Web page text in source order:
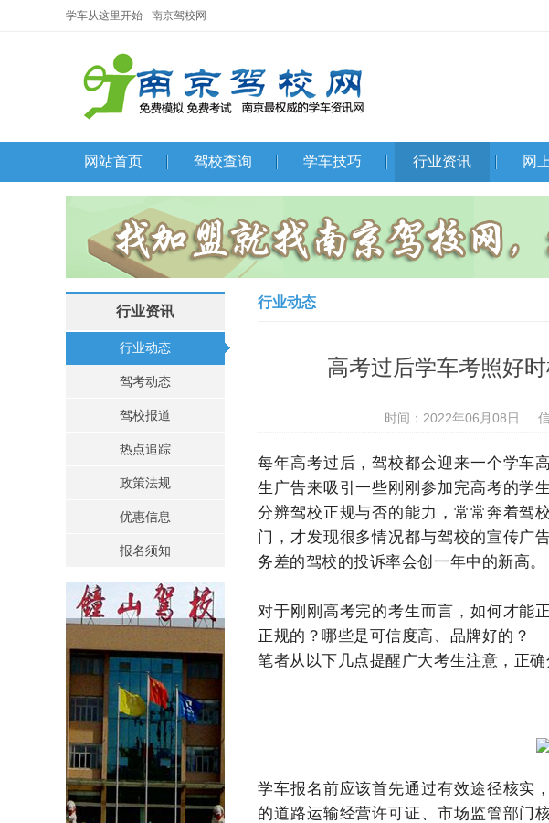
学车从这里开始 - 南京驾校网
网站首页 驾校查询 学车技巧 行业资讯 网
行业资讯
行业动态
驾考动态
驾校报道
热点追踪
政策法规
优惠信息
报名须知
行业动态
高考过后学车考照好
时间：2022年06月08日
每年高考过后，驾校都会迎来一个学车
生广告来吸引一些刚刚参加完高考的学
分辨驾校正规与否的能力，常常奔着驾
门，才发现很多情况都与驾校的宣传广
务差的驾校的投诉率会创一年中的新高。
对于刚刚高考完的考生而言，如何才能
正规的？哪些是可信度高、品牌好的？
笔者从以下几点提醒广大考生注意，正确
学车报名前应该首先通过有效途径核实
的道路运输经营许可证、市场监管部门